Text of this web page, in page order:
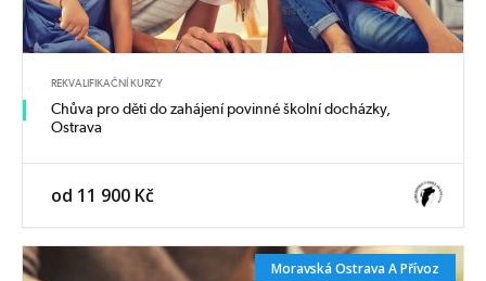
REKVALIFIKAČNÍ KURZY
Chůva pro děti do zahájení povinné školní docházky,
Ostrava
od 11 900 Kč
Moravská Ostrava A Přívoz